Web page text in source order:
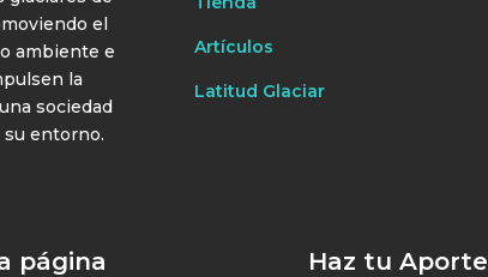
el
ambiente e
la
sociedad
entorno.
Artículos
Latitud Glaciar
página Haz tu Aporte